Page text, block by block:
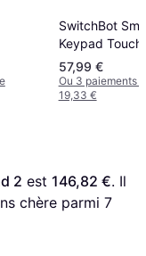
SwitchBot
Keypad Touch
Fingerprint
57,99 €
Ou 3 paiements
19,33 €
2 est 146,82 €. Il
chère parmi 7